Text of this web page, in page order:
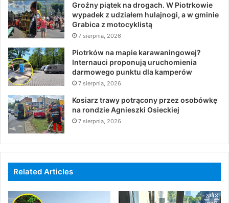
Groźny piątek na drogach. W Piotrkowie
wypadek z udziałem hulajnogi, a w gminie
Grabica z motocyklistą
7 sierpnia, 2026
Piotrków na mapie karawaningowej?
Internauci proponują uruchomienia
darmowego punktu dla kamperów
7 sierpnia, 2026
Kosiarz trawy potrącony przez osobówkę
na rondzie Agnieszki Osieckiej
7 sierpnia, 2026
Related Articles